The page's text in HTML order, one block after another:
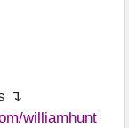
↴
williamhunt